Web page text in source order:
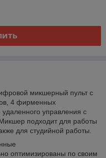
микшерный пульт с
4 фирменных
управления с
подходит для работы
для студийной работы.
оптимизированы по своим